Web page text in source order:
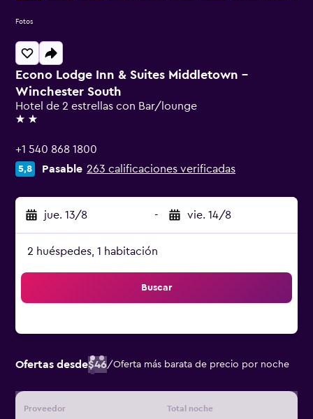
Econo Lodge Inn & Suites Middletown -
Winchester South
Hotel de 2 estrellas con Bar/lounge
2 estrellas
+1 540 868 1800
5,8 Pasable 263 calificaciones verificadas
jue. 13/8 - vie. 14/8
2 huéspedes, 1 habitación
Buscar
Ofertas desde$46/Oferta más barata de precio por noche
Proveedor Total noche
Fotos